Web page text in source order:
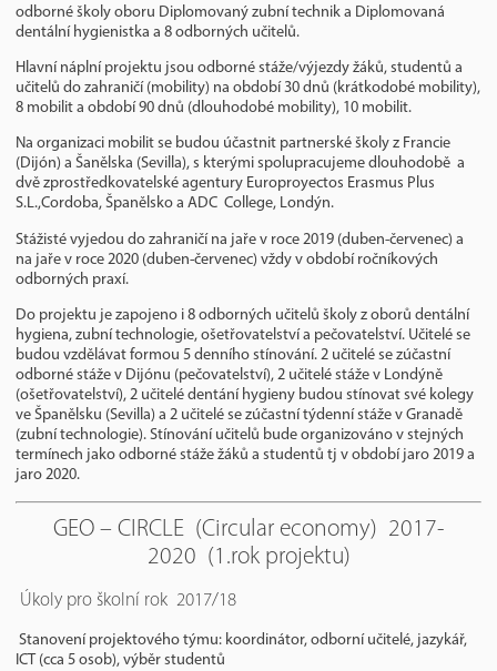
odborné školy oboru Diplomovaný zubní technik a Diplomovaná
dentální hygienistka a 8 odborných učitelů.
Hlavní náplní projektu jsou odborné stáže/výjezdy žáků, studentů a
učitelů do zahraničí (mobility) na období 30 dnů (krátkodobé mobility),
8 mobilit a období 90 dnů (dlouhodobé mobility), 10 mobilit.
Na organizaci mobilit se budou účastnit partnerské školy z Francie
(Dijón) a Šanělska (Sevilla), s kterými spolupracujeme dlouhodobě a
dvě zprostředkovatelské agentury Europroyectos Erasmus Plus
S.L.,Cordoba, Španělsko a ADC College, Londýn.
Stážisté vyjedou do zahraničí na jaře v roce 2019 (duben-červenec) a
na jaře v roce 2020 (duben-červenec) vždy v období ročníkových
odborných praxí.
Do projektu je zapojeno i 8 odborných učitelů školy z oborů dentální
hygiena, zubní technologie, ošetřovatelství a pečovatelství. Učitelé se
budou vzdělávat formou 5 denního stínování. 2 učitelé se zúčastní
odborné stáže v Dijónu (pečovatelství), 2 učitelé stáže v Londýně
(ošetřovatelství), 2 učitelé dentání hygieny budou stínovat své kolegy
ve Španělsku (Sevilla) a 2 učitelé se zúčastní týdenní stáže v Granadě
(zubní technologie). Stínování učitelů bude organizováno v stejných
termínech jako odborné stáže žáků a studentů tj v období jaro 2019 a
jaro 2020.
GEO – CIRCLE (Circular economy) 2017-
2020 (1.rok projektu)
Úkoly pro školní rok 2017/18
Stanovení projektového týmu: koordinátor, odborní učitelé, jazykář,
ICT (cca 5 osob), výběr studentů